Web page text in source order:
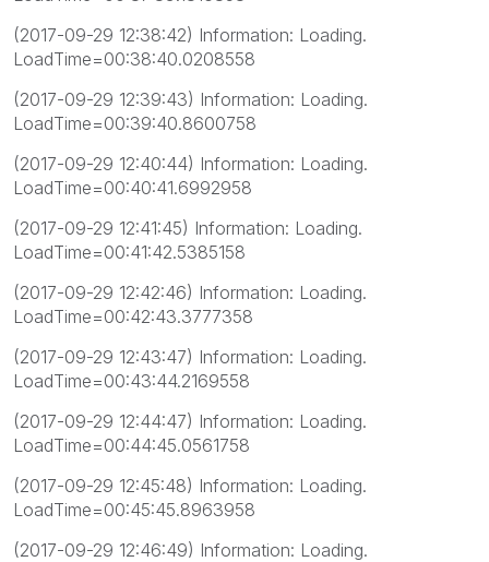
(2017-09-29 12:38:42) Information: Loading.
LoadTime=00:38:40.0208558
(2017-09-29 12:39:43) Information: Loading.
LoadTime=00:39:40.8600758
(2017-09-29 12:40:44) Information: Loading.
LoadTime=00:40:41.6992958
(2017-09-29 12:41:45) Information: Loading.
LoadTime=00:41:42.5385158
(2017-09-29 12:42:46) Information: Loading.
LoadTime=00:42:43.3777358
(2017-09-29 12:43:47) Information: Loading.
LoadTime=00:43:44.2169558
(2017-09-29 12:44:47) Information: Loading.
LoadTime=00:44:45.0561758
(2017-09-29 12:45:48) Information: Loading.
LoadTime=00:45:45.8963958
(2017-09-29 12:46:49) Information: Loading.